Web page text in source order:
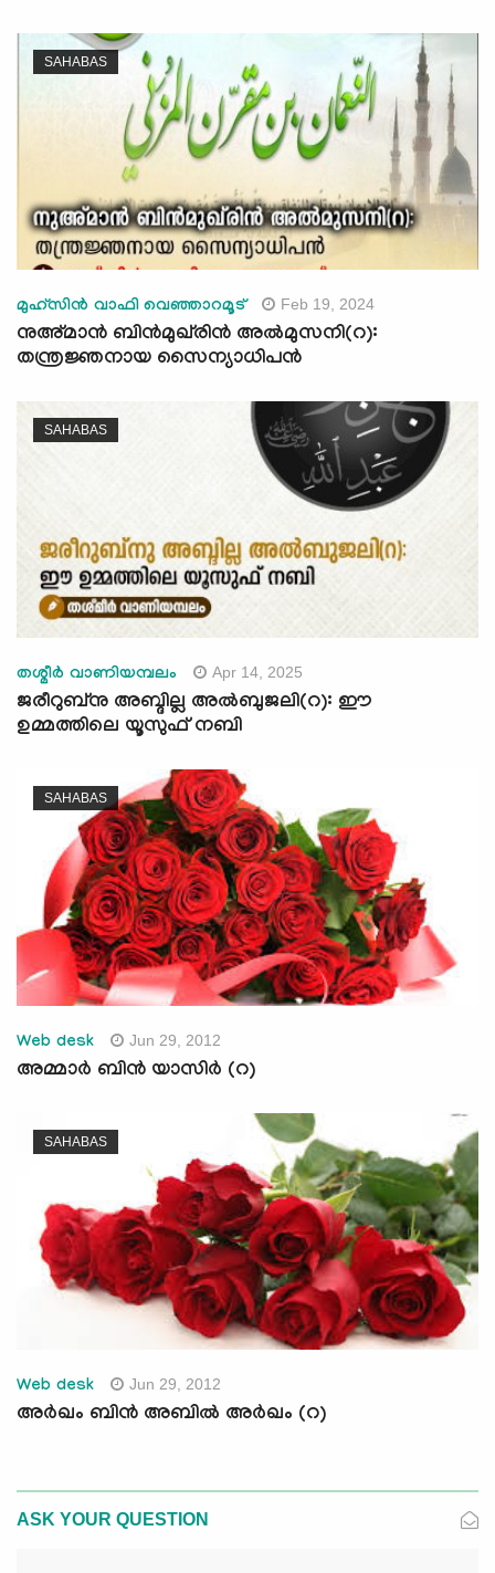
SAHABAS
മുഹ്സിൻ വാഫി വെഞ്ഞാറമൂട് Feb 19, 2024
നുഅ്മാന്‍ ബിന്‍മുഖ്‍രിൻ അൽമുസനി(റ):
തന്ത്രജ്ഞനായ സൈന്യാധിപന്‍
SAHABAS
തശ്മീർ വാണിയമ്പലം Apr 14, 2025
ജരീറുബ്നു അബ്ദില്ല അല്‍ബുജലി(റ): ഈ
ഉമ്മത്തിലെ യൂസുഫ് നബി
SAHABAS
Web desk Jun 29, 2012
അമ്മാര്‍ ബിന്‍ യാസിര്‍ (റ)
SAHABAS
Web desk Jun 29, 2012
അര്‍ഖം ബിന്‍ അബില്‍ അര്‍ഖം (റ)
ASK YOUR QUESTION